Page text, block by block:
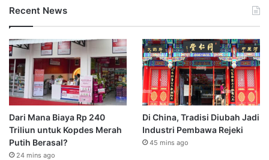
Recent News
Dari Mana Biaya Rp 240
Triliun untuk Kopdes Merah
Putih Berasal?
24 mins ago
Di China, Tradisi Diubah Jadi
Industri Pembawa Rejeki
45 mins ago